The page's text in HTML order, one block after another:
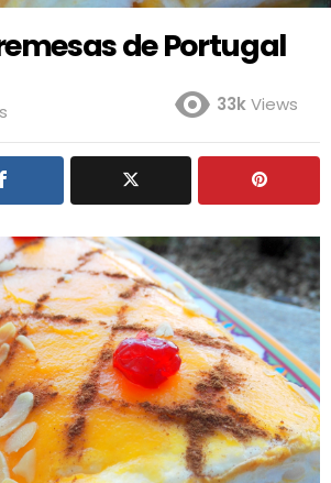
de Portugal
33kViews